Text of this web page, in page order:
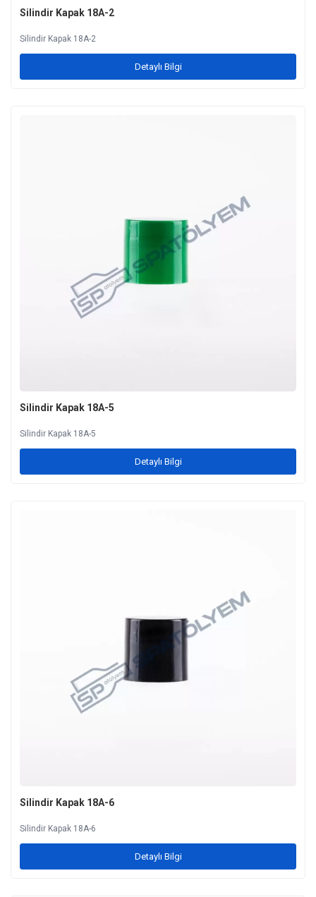
Silindir Kapak 18A-2
Silindir Kapak 18A-2
Detaylı Bilgi
Silindir Kapak 18A-5
Silindir Kapak 18A-5
Detaylı Bilgi
Silindir Kapak 18A-6
Silindir Kapak 18A-6
Detaylı Bilgi